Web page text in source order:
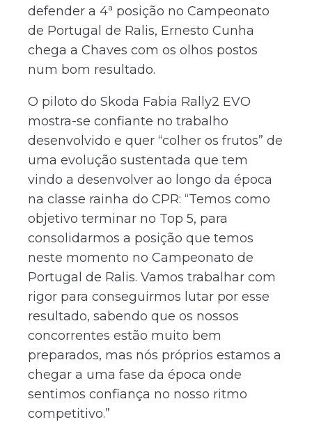
defender a 4ª posição no Campeonato
de Portugal de Ralis, Ernesto Cunha
chega a Chaves com os olhos postos
num bom resultado.
O piloto do Skoda Fabia Rally2 EVO
mostra-se confiante no trabalho
desenvolvido e quer “colher os frutos” de
uma evolução sustentada que tem
vindo a desenvolver ao longo da época
na classe rainha do CPR: “Temos como
objetivo terminar no Top 5, para
consolidarmos a posição que temos
neste momento no Campeonato de
Portugal de Ralis. Vamos trabalhar com
rigor para conseguirmos lutar por esse
resultado, sabendo que os nossos
concorrentes estão muito bem
preparados, mas nós próprios estamos a
chegar a uma fase da época onde
sentimos confiança no nosso ritmo
competitivo.”